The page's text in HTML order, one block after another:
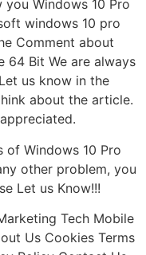
Windows 10 Pro
windows 10 pro
Comment about
64 Bit We are always
us know in the
about the article.
of Windows 10 Pro
other problem, you
Let us Know!!!
Tech Mobile
Us Cookies Terms